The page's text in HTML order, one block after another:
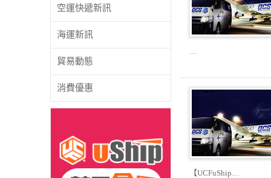
空運快遞新訊
海運新訊
貿易動態
消費優惠
…
【UCFuShip…